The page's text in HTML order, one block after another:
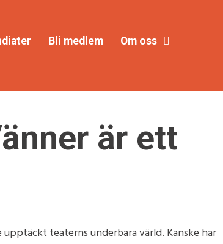
Bli medlem Om oss
är ett
teaterns underbara värld. Kanske har